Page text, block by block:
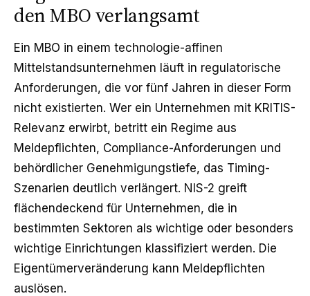
den MBO verlangsamt
Ein MBO in einem technologie-affinen
Mittelstandsunternehmen läuft in regulatorische
Anforderungen, die vor fünf Jahren in dieser Form
nicht existierten. Wer ein Unternehmen mit KRITIS-
Relevanz erwirbt, betritt ein Regime aus
Meldepflichten, Compliance-Anforderungen und
behördlicher Genehmigungstiefe, das Timing-
Szenarien deutlich verlängert. NIS-2 greift
flächendeckend für Unternehmen, die in
bestimmten Sektoren als wichtige oder besonders
wichtige Einrichtungen klassifiziert werden. Die
Eigentümerveränderung kann Meldepflichten
auslösen.